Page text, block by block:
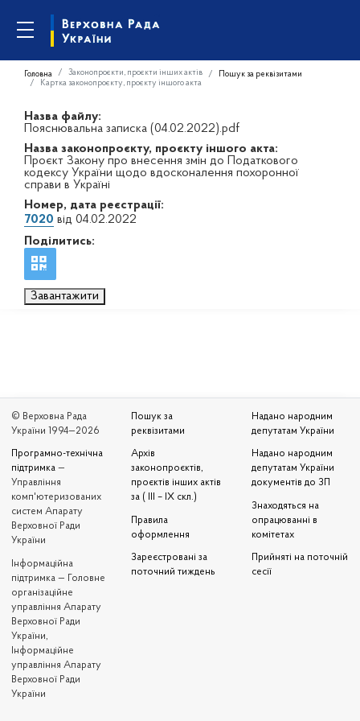
Головна Законопроєкти, проєкти інших актів
Пошук за реквізитами
Картка законопроєкту, проєкту іншого акта
Назва файлу:
Пояснювальна записка (04.02.2022).pdf
Назва законопроєкту, проєкту іншого акта:
Проєкт Закону про внесення змін до Податкового
кодексу України щодо вдосконалення похоронної
справи в Україні
Номер, дата реєстрації:
7020 від 04.02.2022
Поділитись:
Завантажити
© Верховна Рада
України 1994—2026
Програмно-технічна
підтримка —
Управління
комп'ютеризованих
систем Апарату
Верховної Ради
України
Iнформаційна
підтримка — Головне
організаційне
управління Апарату
Верховної Ради
України,
Інформаційне
управління Апарату
Верховної Ради
України
Пошук за
реквізитами
Архів
законопроєктів,
проєктів інших актів
за ( III – IX скл.)
Правила
оформлення
Зареєстровані за
поточний тиждень
Надано народним
депутатам України
Надано народним
депутатам України
документів до ЗП
Знаходяться на
опрацюванні в
комітетах
Прийняті на поточній
сесії